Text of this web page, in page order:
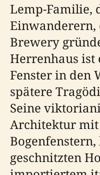
Lemp-Familie,
Einwanderern,
Brewery
Herrenhaus ist
Fenster in den
spätere
Seine
Architektur
geschnitzten